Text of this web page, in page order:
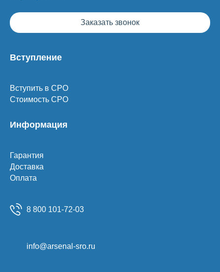
Заказать звонок
Вступление
Вступить в СРО
Стоимость СРО
Информация
Гарантия
Доставка
Оплата
8 800 101-72-03
info@arsenal-sro.ru